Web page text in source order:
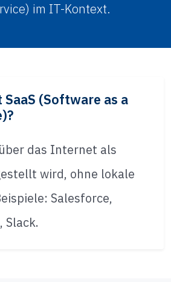
im IT-Kontext.
SaaS (Software as a
das Internet als
wird, ohne lokale
Salesforce,
Slack.